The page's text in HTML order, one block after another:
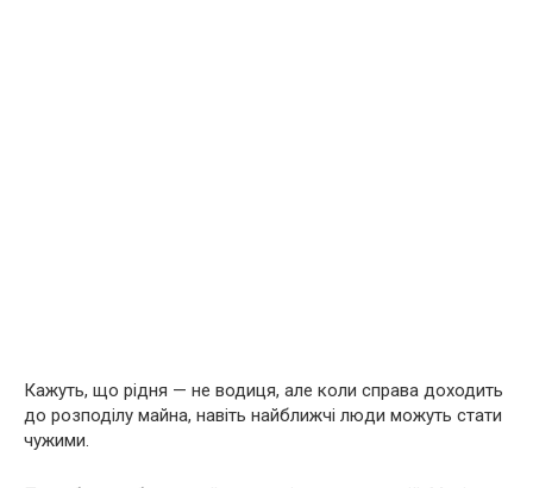
Кажуть, що рідня — не водиця, але коли справа доходить
до розподілу майна, навіть найближчі люди можуть стати
чужими.